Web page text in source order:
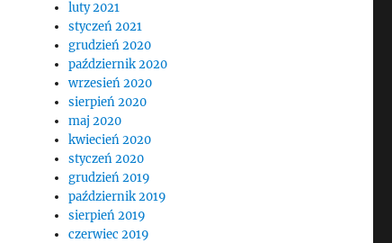
luty 2021
styczeń 2021
grudzień 2020
październik 2020
wrzesień 2020
sierpień 2020
maj 2020
kwiecień 2020
styczeń 2020
grudzień 2019
październik 2019
sierpień 2019
czerwiec 2019